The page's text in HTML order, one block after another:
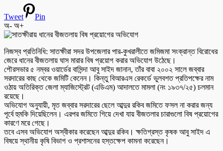
Tweet
Pin
অ- অ+
নিজস্ব প্রতিনিধি: সাতক্ষীরা সদর উপজেলার পার-কুখরালীতে জমিজমা সংক্রান্ত বিরোধের
জেরে ধানের বীজতলায় ঘাস মারার বিষ প্রয়োগ করার অভিযোগ উঠেছে।
পৌরসভার ৫ নম্বর ওয়ার্ডের বাসিন্দা আবু সাইদ জানান, তাঁর বাবা ২০০২ সালে জব্বার
সরদারের কাছ থেকে জমিটি কেনেন। কিন্তু বিআরএস রেকর্ডে ভুলবশত প্রতিপক্ষের নাম
ওঠায় অতিরিক্ত জেলা ম্যাজিস্ট্রেট (এডিএম) আদালতে মামলা (নং ১৯৩৭/২৫) চলমান
রয়েছে।
অভিযোগ অনুযায়ী, মৃত জব্বার সরদারের ছেলে আব্দুর রকিব জমিতে ফসল না করার জন্য
পূর্বে হুমকি দিয়েছিলেন। এরপর জমিতে গিয়ে দেখা যায় বীজতলার চারাগুলো বিষ প্রয়োগের
কারণে মরে গেছে।
তবে এসব অভিযোগ অস্বীকার করেছেন আব্দুর রকিব। ক্ষতিগ্রস্ত কৃষক আবু সাইদ এ
বিষয়ে স্থানীয় কৃষি বিভাগ ও প্রশাসনের হস্তক্ষেপ কামনা করেছেন।